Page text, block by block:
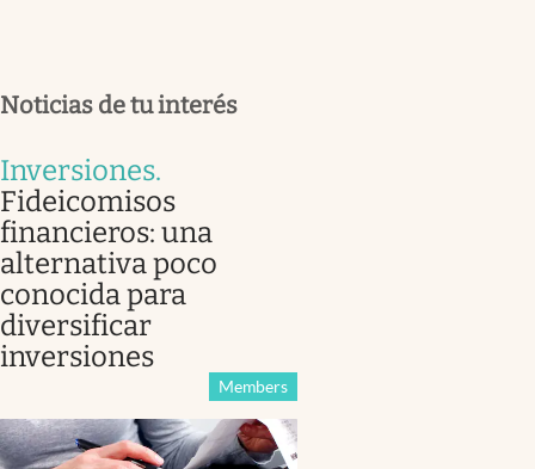
Noticias de tu interés
Inversiones.
Fideicomisos
financieros: una
alternativa poco
conocida para
diversificar
inversiones
Members